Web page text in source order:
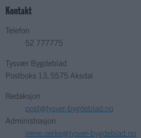
Kontakt
Telefon
52 777775
Tysvær Bygdeblad
Postboks 13, 5575 Aksdal
Redaksjon
post@tysver-bygdeblad.no
Administrasjon
irene.oerke@tysver-bygdeblad.no